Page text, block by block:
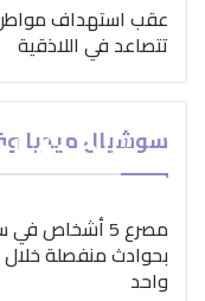
عقب استهداف مواطن
تتصاعد في اللاذقية
سوشيال ميديا
بمناسبة
“الصحة
ضرورة
لمواجهة
مصرع 5 أشخاص
بحوادث منفصلة
واحد